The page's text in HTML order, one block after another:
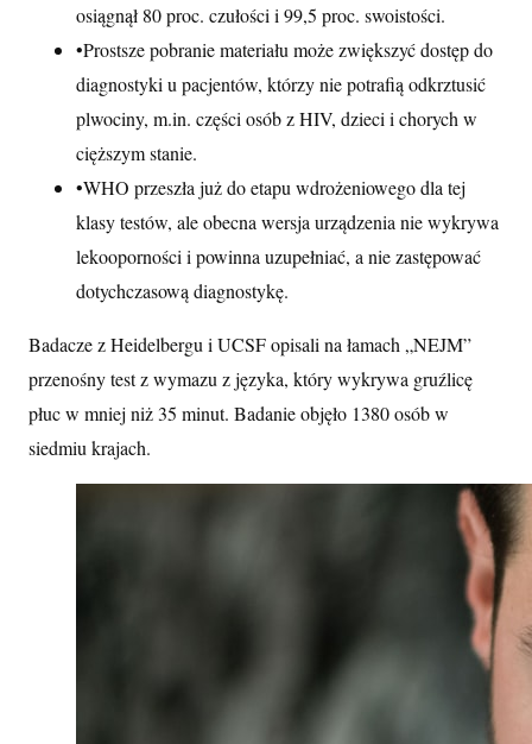
osiągnął 80 proc. czułości i 99,5 proc. swoistości.
•Prostsze pobranie materiału może zwiększyć dostęp do
diagnostyki u pacjentów, którzy nie potrafią odkrztusić
plwociny, m.in. części osób z HIV, dzieci i chorych w
cięższym stanie.
•WHO przeszła już do etapu wdrożeniowego dla tej
klasy testów, ale obecna wersja urządzenia nie wykrywa
lekooporności i powinna uzupełniać, a nie zastępować
dotychczasową diagnostykę.
Badacze z Heidelbergu i UCSF opisali na łamach „NEJM”
przenośny test z wymazu z języka, który wykrywa gruźlicę
płuc w mniej niż 35 minut. Badanie objęło 1380 osób w
siedmiu krajach.